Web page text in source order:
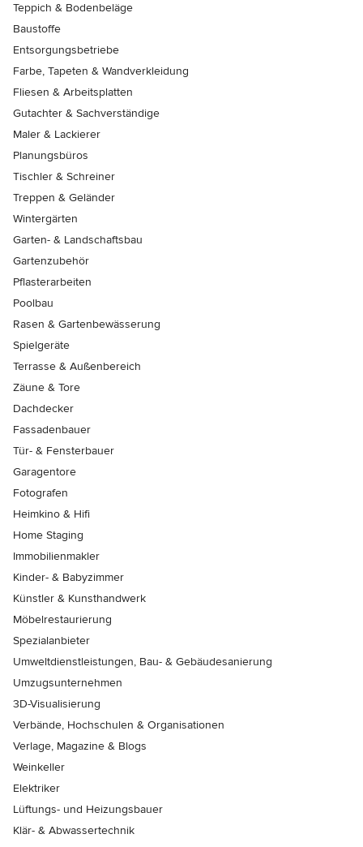
Teppich & Bodenbeläge
Baustoffe
Entsorgungsbetriebe
Farbe, Tapeten & Wandverkleidung
Fliesen & Arbeitsplatten
Gutachter & Sachverständige
Maler & Lackierer
Planungsbüros
Tischler & Schreiner
Treppen & Geländer
Wintergärten
Garten- & Landschaftsbau
Gartenzubehör
Pflasterarbeiten
Poolbau
Rasen & Gartenbewässerung
Spielgeräte
Terrasse & Außenbereich
Zäune & Tore
Dachdecker
Fassadenbauer
Tür- & Fensterbauer
Garagentore
Fotografen
Heimkino & Hifi
Home Staging
Immobilienmakler
Kinder- & Babyzimmer
Künstler & Kunsthandwerk
Möbelrestaurierung
Spezialanbieter
Umweltdienstleistungen, Bau- & Gebäudesanierung
Umzugsunternehmen
3D-Visualisierung
Verbände, Hochschulen & Organisationen
Verlage, Magazine & Blogs
Weinkeller
Elektriker
Lüftungs- und Heizungsbauer
Klär- & Abwassertechnik